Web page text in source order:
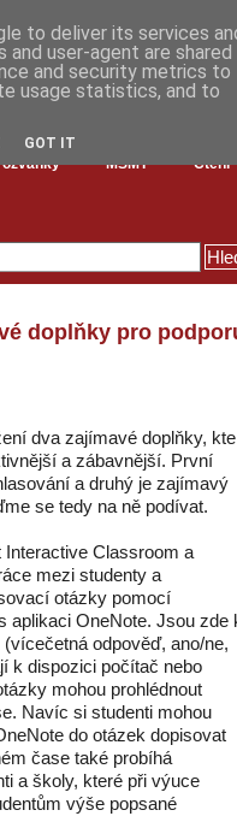
MŠMT Čtení
doplňky pro
dva zajímavé doplňky,
a zábavnější. První
a druhý je zajímavý
se tedy na ně podívat.
Classroom a
mezi studenty a
otázky pomocí
aplikaci OneNote. Jsou zde
odpověď, ano/ne,
k dispozici počítač nebo
mohou prohlédnout
Navíc si studenti mohou
do otázek dopisovat
čase také probíhá
a školy, které při výuce
výše popsané
to deliver its services
and user-agent are shared
and security metrics to
usage statistics, and to
GOT IT